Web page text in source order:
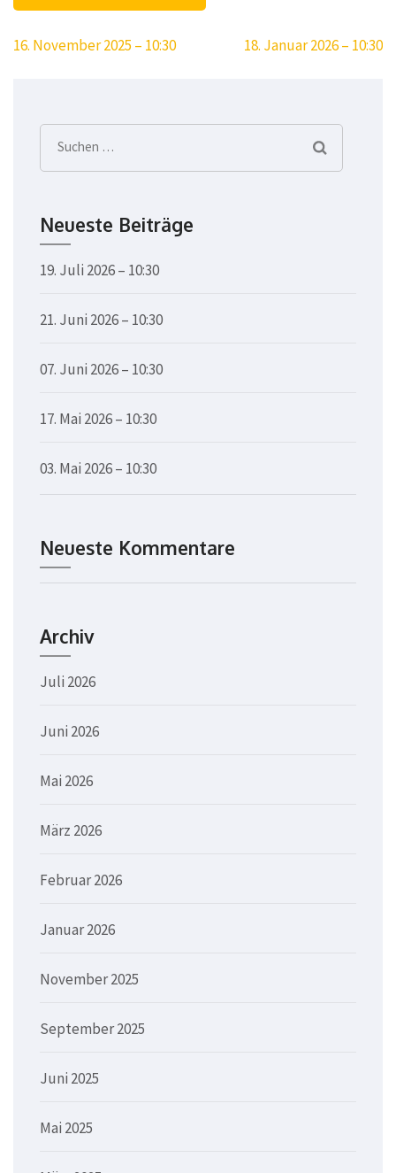
Beitragsnavigation
16. November 2025 – 10:30 18. Januar 2026 – 10:30
Suchen
nach:
Neueste Beiträge
19. Juli 2026 – 10:30
21. Juni 2026 – 10:30
07. Juni 2026 – 10:30
17. Mai 2026 – 10:30
03. Mai 2026 – 10:30
Neueste Kommentare
Archiv
Juli 2026
Juni 2026
Mai 2026
März 2026
Februar 2026
Januar 2026
November 2025
September 2025
Juni 2025
Mai 2025